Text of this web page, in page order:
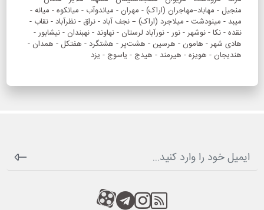
منجیل - مهاباد–مهاجران (اراک) - مهران - میاندوآب - میانکوه - میانه -
میبد - مینودشت - میلاجرد (اراک) – نجف آباد - نراق - نظرآباد - نقاب -
نقده - نکا - نوشهر - نور - نورآباد لرستان - نهاوند - نهبندان - نیشابور -
هادی شهر - هامون - هرسین - هشت‌پر - هشتگرد - هفتکل - همدان -
هندیجان - هویزه - هیرمند - هیدج - یاسوج - یزد
RSS
کانال آپارات
کانال تلگرام
کانال آپارات